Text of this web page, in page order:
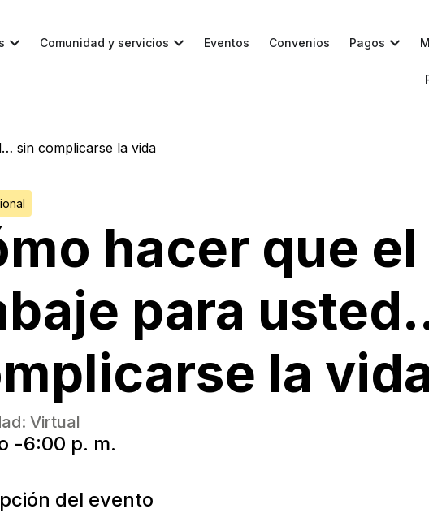
Comunidad y servicios Eventos Convenios Pagos
sin complicarse la vida
hacer que
para
la
Virtual
-6:00 p. m.
del evento